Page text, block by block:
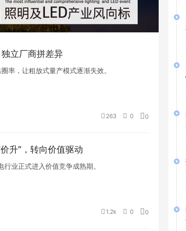
立厂商拼差异
率，让粗放式量产模式逐渐失效。
263 0 0
升”，转向价值驱动
业正式进入价值竞争成熟期。
1.2k 0 0